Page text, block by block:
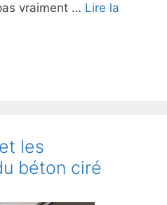
vraiment … Lire la
les
béton ciré